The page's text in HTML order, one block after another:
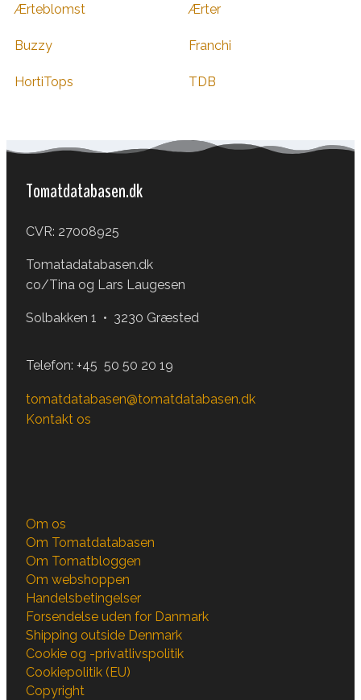
Ærteblomst Ærter
Buzzy Franchi
HortiTops TDB
Tomatdatabasen.dk
CVR: 27008925
Tomatadatabasen.dk
co/Tina og Lars Laugesen
Solbakken 1 • 3230 Græsted
Telefon: +45 50 50 20 19
tomatdatabasen@tomatdatabasen.dk
Kontakt os
Om os
Om Tomatdatabasen
Om Tomatbloggen
Om webshoppen
Handelsbetingelser
Forsendelse uden for Danmark
Shipping outside Denmark
Cookie og -privatlivspolitik
Cookiepolitik (EU)
Copyright